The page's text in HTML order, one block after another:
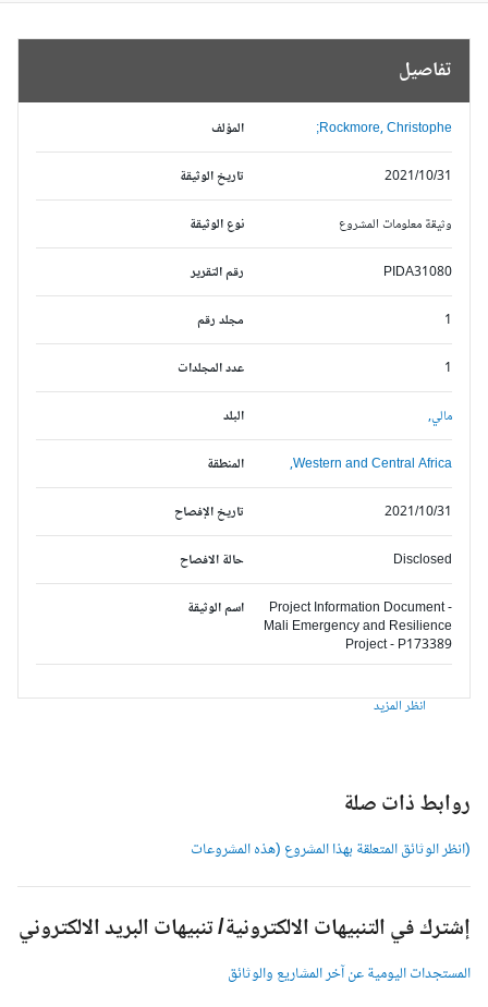
تفاصيل
المؤلف Rockmore, Christophe;
تاريخ الوثيقة 2021/10/31
نوع الوثيقة وثيقة معلومات المشروع
رقم التقرير PIDA31080
مجلد رقم
عدد المجلدات
البلد مالي,
المنطقة Western and Central Africa,
تاريخ الإفصاح 2021/10/31
حالة الافصاح Disclosed
اسم الوثيقة
Project Information Document -
Mali Emergency and Resilience
Project - P173389
انظر المزيد
روابط ذات صلة
(انظر الوثائق المتعلقة بهذا المشروع (هذه المشروعات
إشترك في التنبيهات الالكترونية/ تنبيهات البريد الالكتروني
المستجدات اليومية عن آخر المشاريع والوثائق